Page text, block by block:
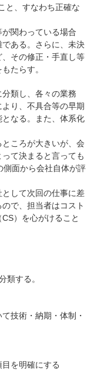
と、すなわち正確な
関わっている場合
ある。さらに、未決
その修正・手直し等
たらす。
類し、各々の業務
より、不具合等の早期
なる。また、体系化
ころが大きいが、会
て決まると言っても
側面から会社自体が評
して次回の仕事に差
で、担当者はコスト
）を心がけること
類する。
技術・納期・体制・
を明確にする